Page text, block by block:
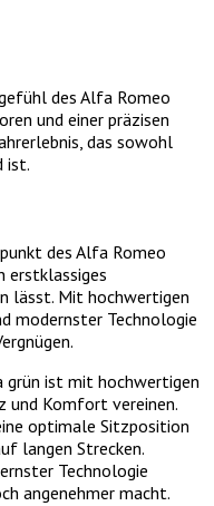
des Alfa Romeo
und einer präzisen
das sowohl
ist.
des Alfa Romeo
erstklassiges
lässt. Mit hochwertigen
modernster Technologie
grün ist mit hochwertigen
und Komfort vereinen.
optimale Sitzposition
langen Strecken.
Technologie
angenehmer macht.